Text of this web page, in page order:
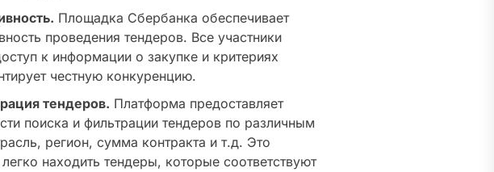
Площадка Сбербанка обеспечивает
проведения тендеров. Все участники
к информации о закупке и критериях
честную конкуренцию.
тендеров. Платформа предоставляет
поиска и фильтрации тендеров по различным
регион, сумма контракта и т.д. Это
находить тендеры, которые соответствуют